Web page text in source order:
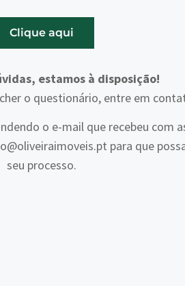
Clique aqui
estamos à disposição!
o questionário, entre em
o e-mail que recebeu com
para que
seu processo.